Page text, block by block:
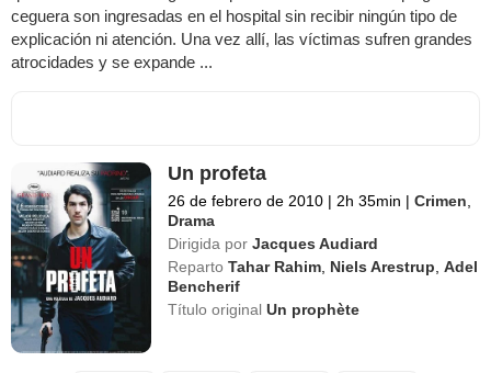
ceguera son ingresadas en el hospital sin recibir ningún tipo de
explicación ni atención. Una vez allí, las víctimas sufren grandes
atrocidades y se expande ...
Un profeta
26 de febrero de 2010 | 2h 35min | Crimen
Drama
Dirigida por Jacques Audiard
Reparto Tahar Rahim Niels Arestrup ,Adel
Bencherif
Título originalUn prophète